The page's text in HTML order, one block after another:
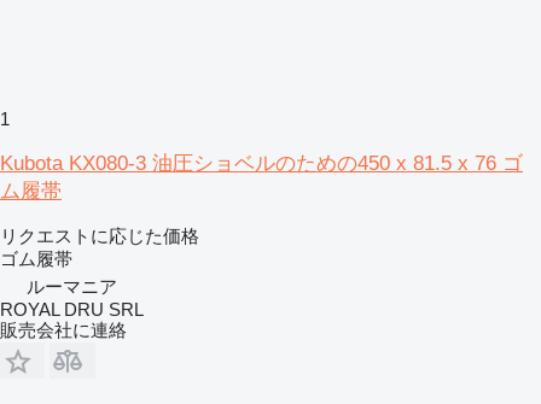
1
Kubota KX080-3 油圧ショベルのための450 x 81.5 x 76 ゴ
ム履帯
リクエストに応じた価格
ゴム履帯
ルーマニア
ROYAL DRU SRL
販売会社に連絡